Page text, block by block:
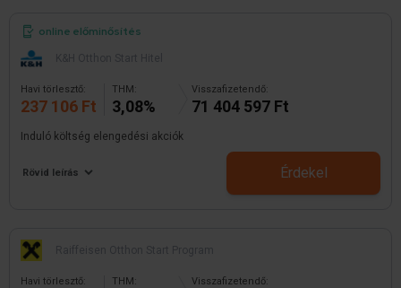
online előminősítés
Havi törlesztő:
237 106 Ft
THM:
3,08%
Visszafizetendő:
71 404 597 Ft
Induló költség elengedési akciók
Rövid leírás Érdekel
Havi törlesztő: THM: Visszafizetendő: